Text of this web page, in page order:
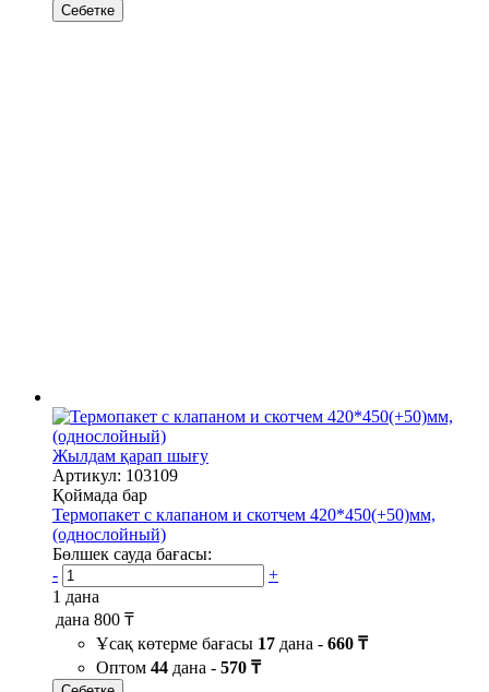
Себетке
Жылдам қарап шығу
Артикул: 103109
Қоймада бар
Термопакет с клапаном и скотчем 420*450(+50)мм,
(однослойный)
Бөлшек сауда бағасы:
-
+
1 дана
дана 800 ₸
Ұсақ көтерме бағасы 17 дана - 660 ₸
Оптом 44 дана - 570 ₸